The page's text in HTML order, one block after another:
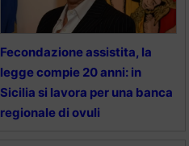
Fecondazione assistita, la
legge compie 20 anni: in
Sicilia si lavora per una banca
regionale di ovuli